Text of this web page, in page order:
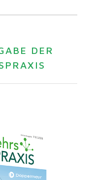
DER